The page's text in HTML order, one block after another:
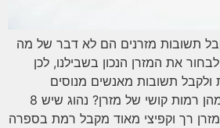
תשובות מזרנים הם לא דבר של מה
את המזרן הנכון בשבילנו, לכן
תשובות מאנשים מנוסים
שעוסקים בכך ביומיום. מהן רמות קושי של מזרן? נהוג שיש 8
רך וקפיצי מאוד מקבל רמת בספרה